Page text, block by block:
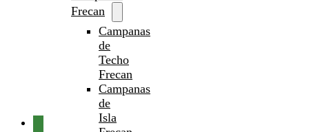
Frecan
Campanas
de
Techo
Frecan
Campanas
de
Isla